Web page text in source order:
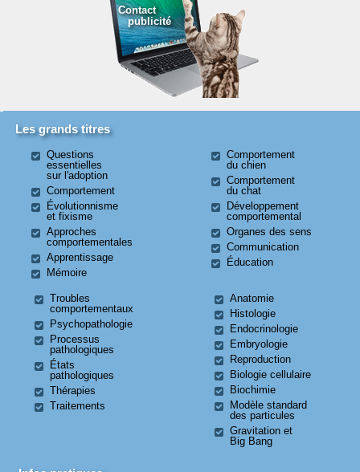
Contact
publicité
Les grands titres
Questions
essentielles
sur l'adoption
Comportement
Évolutionnisme
et fixisme
Approches
comportementales
Apprentissage
Mémoire
Comportement
du chien
Comportement
du chat
Développement
comportemental
Organes des sens
Communication
Éducation
Troubles
comportementaux
Psychopathologie
Processus
pathologiques
États
pathologiques
Thérapies
Traitements
Anatomie
Histologie
Endocrinologie
Embryologie
Reproduction
Biologie cellulaire
Biochimie
Modèle standard
des particules
Gravitation et
Big Bang